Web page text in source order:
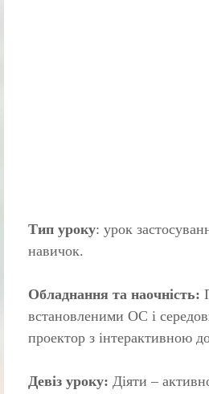
Тип уроку: урок
навичок.
Обладнання та наочність:
встановленими ОС і
проектор з інтерактивною
Девіз уроку: Діяти –